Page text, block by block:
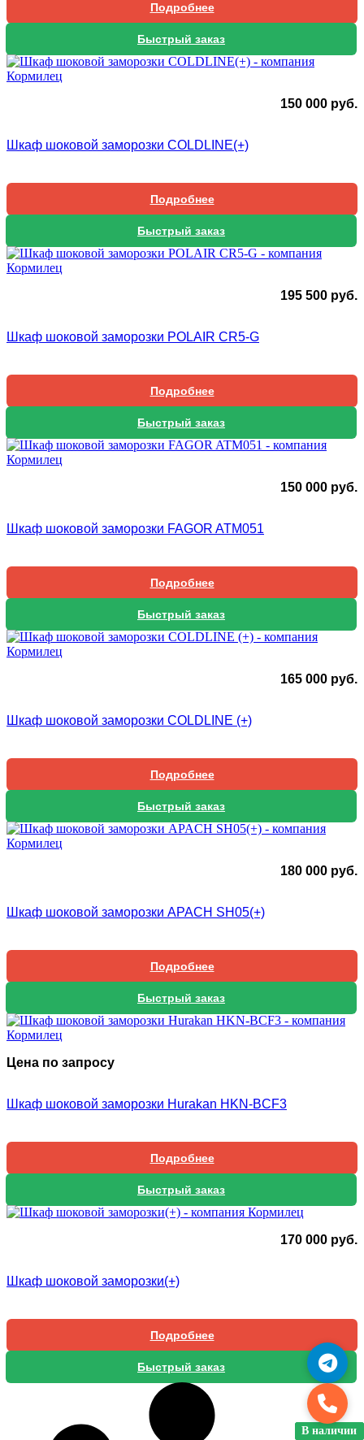
В наличии
В наличии
В наличии
Подробнее
Быстрый заказ
150 000 руб.
Шкаф шоковой заморозки COLDLINE(+)
Подробнее
Быстрый заказ
195 500 руб.
Шкаф шоковой заморозки POLAIR CR5-G
Подробнее
Быстрый заказ
150 000 руб.
Шкаф шоковой заморозки FAGOR ATM051
Подробнее
Быстрый заказ
165 000 руб.
Шкаф шоковой заморозки COLDLINE (+)
Подробнее
Быстрый заказ
180 000 руб.
Шкаф шоковой заморозки APACH SH05(+)
Подробнее
Быстрый заказ
Цена по запросу
Шкаф шоковой заморозки Hurakan HKN-BCF3
Подробнее
Быстрый заказ
170 000 руб.
Шкаф шоковой заморозки(+)
Подробнее
Быстрый заказ